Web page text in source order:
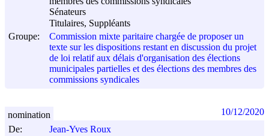
Sénateurs
Titulaires, Suppléants
Groupe:
Commission mixte paritaire chargée de proposer un
texte sur les dispositions restant en discussion du projet
de loi relatif aux délais d'organisation des élections
municipales partielles et des élections des membres des
commissions syndicales
De:
Jean-Yves Roux
nomination 10/12/2020